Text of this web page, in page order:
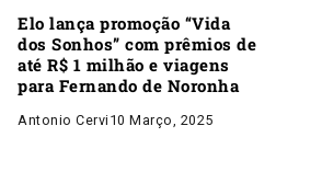
Elo lança promoção “Vida
dos Sonhos” com prêmios de
até R$ 1 milhão e viagens
para Fernando de Noronha
Antonio Cervi 10 Março, 2025